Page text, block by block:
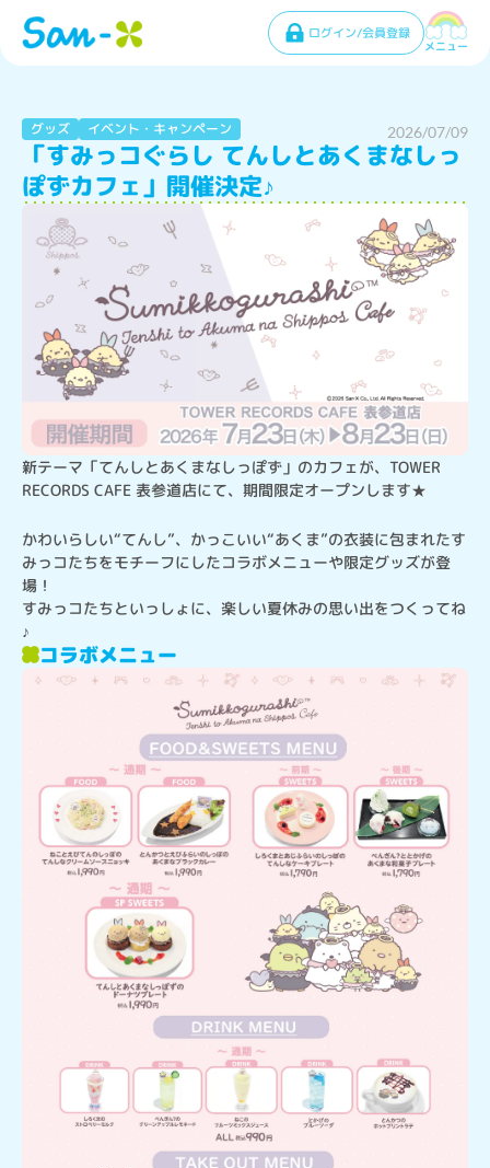
ログイン/会員登録
メニュー
グッズ イベント・キャンペーン 2026/07/09
「すみっコぐらし てんしとあくまなしっ
ぽずカフェ」開催決定♪
新テーマ「てんしとあくまなしっぽず」のカフェが、TOWER
RECORDS CAFE 表参道店にて、期間限定オープンします★
かわいらしい“てんし”、かっこいい“あくま”の衣装に包まれたす
みっコたちをモチーフにしたコラボメニューや限定グッズが登
場！
すみっコたちといっしょに、楽しい夏休みの思い出をつくってね
♪
コラボメニュー